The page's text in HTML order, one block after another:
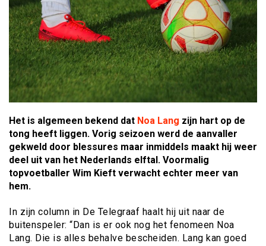
Het is algemeen bekend dat Noa Lang zijn hart op de
tong heeft liggen. Vorig seizoen werd de aanvaller
gekweld door blessures maar inmiddels maakt hij weer
deel uit van het Nederlands elftal. Voormalig
topvoetballer Wim Kieft verwacht echter meer van
hem.
In zijn column in De Telegraaf haalt hij uit naar de
buitenspeler: “Dan is er ook nog het fenomeen Noa
Lang. Die is alles behalve bescheiden. Lang kan goed